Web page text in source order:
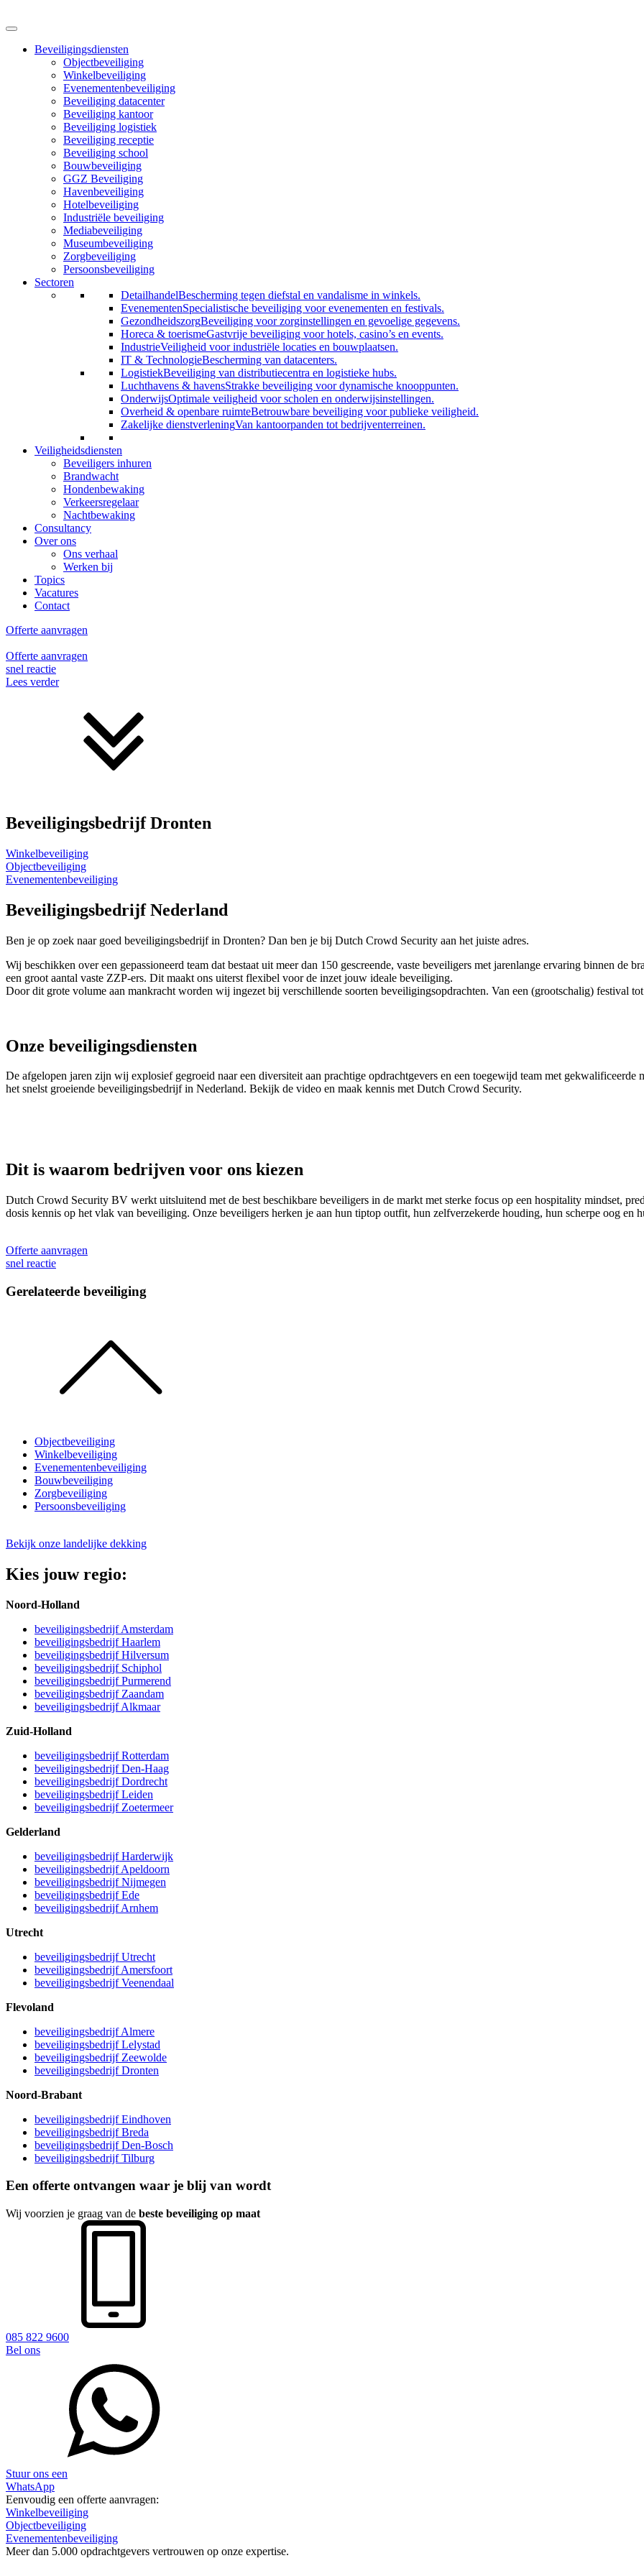
Beveiligingsdiensten
Objectbeveiliging
Winkelbeveiliging
Evenementenbeveiliging
Beveiliging datacenter
Beveiliging kantoor
Beveiliging logistiek
Beveiliging receptie
Beveiliging school
Bouwbeveiliging
GGZ Beveiliging
Havenbeveiliging
Hotelbeveiliging
Industriële beveiliging
Mediabeveiliging
Museumbeveiliging
Zorgbeveiliging
Persoonsbeveiliging
Sectoren
DetailhandelBescherming tegen diefstal en vandalisme in winkels.
EvenementenSpecialistische beveiliging voor evenementen en festivals.
GezondheidszorgBeveiliging voor zorginstellingen en gevoelige gegevens.
Horeca & toerismeGastvrije beveiliging voor hotels, casino’s en events.
IndustrieVeiligheid voor industriële locaties en bouwplaatsen.
IT & TechnologieBescherming van datacenters.
LogistiekBeveiliging van distributiecentra en logistieke hubs.
Luchthavens & havensStrakke beveiliging voor dynamische knooppunten.
OnderwijsOptimale veiligheid voor scholen en onderwijsinstellingen.
Overheid & openbare ruimteBetrouwbare beveiliging voor publieke veiligheid.
Zakelijke dienstverleningVan kantoorpanden tot bedrijventerreinen.
Veiligheidsdiensten
Beveiligers inhuren
Brandwacht
Hondenbewaking
Verkeersregelaar
Nachtbewaking
Consultancy
Over ons
Ons verhaal
Werken bij
Topics
Vacatures
Contact
Offerte aanvragen
Offerte aanvragen
snel reactie
Lees verder
Beveiligingsbedrijf Dronten
Winkelbeveiliging
Objectbeveiliging
Evenementenbeveiliging
Beveiligingsbedrijf Nederland
Ben je op zoek naar goed beveiligingsbedrijf in Dronten? Dan ben je bij Dutch Crowd Security aan het juiste adres.
Wij beschikken over een gepassioneerd team dat bestaat uit meer dan 150 gescreende, vaste beveiligers met jarenlange ervaring binnen
een groot aantal vaste ZZP-ers. Dit maakt ons uiterst flexibel voor de inzet jouw ideale beveiliging.
Door dit grote volume aan mankracht worden wij ingezet bij verschillende soorten beveiligingsopdrachten. Van een (grootschalig) festival
Onze beveiligingsdiensten
De afgelopen jaren zijn wij explosief gegroeid naar een diversiteit aan prachtige opdrachtgevers en een toegewijd team met
het snelst groeiende beveiligingsbedrijf in Nederland. Bekijk de video en maak kennis met Dutch Crowd Security.
Dit is waarom bedrijven voor ons kiezen
Dutch Crowd Security BV werkt uitsluitend met de best beschikbare beveiligers in de markt met sterke focus op een hospitality mindset,
dosis kennis op het vlak van beveiliging. Onze beveiligers herken je aan hun tiptop outfit, hun zelfverzekerde houding, hun scherpe oog en
Offerte aanvragen
snel reactie
Gerelateerde beveiliging
Objectbeveiliging
Winkelbeveiliging
Evenementenbeveiliging
Bouwbeveiliging
Zorgbeveiliging
Persoonsbeveiliging
Bekijk onze landelijke dekking
Kies jouw regio:
Noord-Holland
beveiligingsbedrijf Amsterdam
beveiligingsbedrijf Haarlem
beveiligingsbedrijf Hilversum
beveiligingsbedrijf Schiphol
beveiligingsbedrijf Purmerend
beveiligingsbedrijf Zaandam
beveiligingsbedrijf Alkmaar
Zuid-Holland
beveiligingsbedrijf Rotterdam
beveiligingsbedrijf Den-Haag
beveiligingsbedrijf Dordrecht
beveiligingsbedrijf Leiden
beveiligingsbedrijf Zoetermeer
Gelderland
beveiligingsbedrijf Harderwijk
beveiligingsbedrijf Apeldoorn
beveiligingsbedrijf Nijmegen
beveiligingsbedrijf Ede
beveiligingsbedrijf Arnhem
Utrecht
beveiligingsbedrijf Utrecht
beveiligingsbedrijf Amersfoort
beveiligingsbedrijf Veenendaal
Flevoland
beveiligingsbedrijf Almere
beveiligingsbedrijf Lelystad
beveiligingsbedrijf Zeewolde
beveiligingsbedrijf Dronten
Noord-Brabant
beveiligingsbedrijf Eindhoven
beveiligingsbedrijf Breda
beveiligingsbedrijf Den-Bosch
beveiligingsbedrijf Tilburg
Een offerte ontvangen waar je blij van wordt
Wij voorzien je graag van de beste beveiliging op maat
085 822 9600
Bel ons
Stuur ons een
WhatsApp
Eenvoudig een offerte aanvragen:
Winkelbeveiliging
Objectbeveiliging
Evenementenbeveiliging
Meer dan 5.000 opdrachtgevers vertrouwen op onze expertise.